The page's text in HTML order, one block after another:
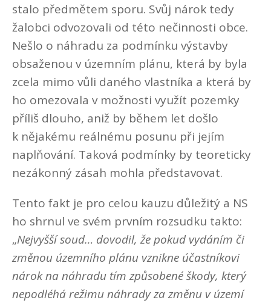
stalo předmětem sporu. Svůj nárok tedy
žalobci odvozovali od této nečinnosti obce.
Nešlo o náhradu za podmínku výstavby
obsaženou v územním plánu, která by byla
zcela mimo vůli daného vlastníka a která by
ho omezovala v možnosti využít pozemky
příliš dlouho, aniž by během let došlo
k nějakému reálnému posunu při jejím
naplňování. Taková podmínky by teoreticky
nezákonný zásah mohla představovat.
Tento fakt je pro celou kauzu důležitý a NS
ho shrnul ve svém prvním rozsudku takto:
„Nejvyšší soud… dovodil, že pokud vydáním či
změnou územního plánu vznikne účastníkovi
nárok na náhradu tím způsobené škody, který
nepodléhá režimu náhrady za změnu v území